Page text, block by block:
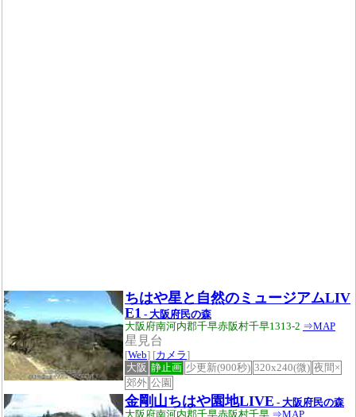
ちはや星と自然のミュージアムLIV
E1 - 大阪府民の森
大阪府南河内郡千早赤阪村千早1313-2 ⇒MAP
星見台
[Web] [カメラ]
大阪 静止画 少更新(900秒) 320x240(微) 夜間×
郊外 公園
金剛山ちはや園地LIVE - 大阪府民の森
大阪府南河内郡千早赤阪村千早 ⇒MAP